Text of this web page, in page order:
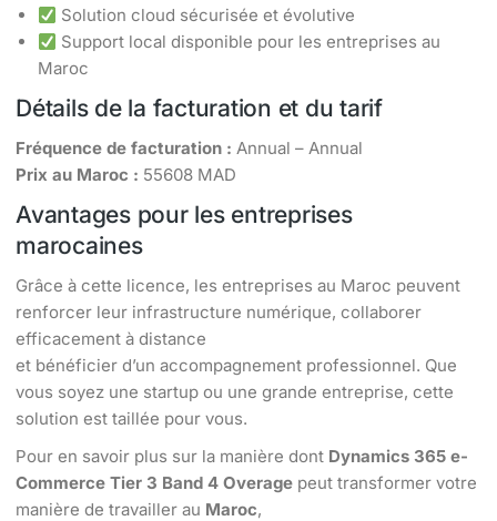
Solution cloud sécurisée et évolutive
Support local disponible pour les entreprises au
Maroc
Détails de la facturation et du tarif
Fréquence de facturation : Annual – Annual
Prix au Maroc : 55608 MAD
Avantages pour les entreprises
marocaines
Grâce à cette licence, les entreprises au Maroc peuvent
renforcer leur infrastructure numérique, collaborer
efficacement à distance
et bénéficier d’un accompagnement professionnel. Que
vous soyez une startup ou une grande entreprise, cette
solution est taillée pour vous.
Pour en savoir plus sur la manière dont Dynamics 365 e-
Commerce Tier 3 Band 4 Overage peut transformer votre
manière de travailler au Maroc,